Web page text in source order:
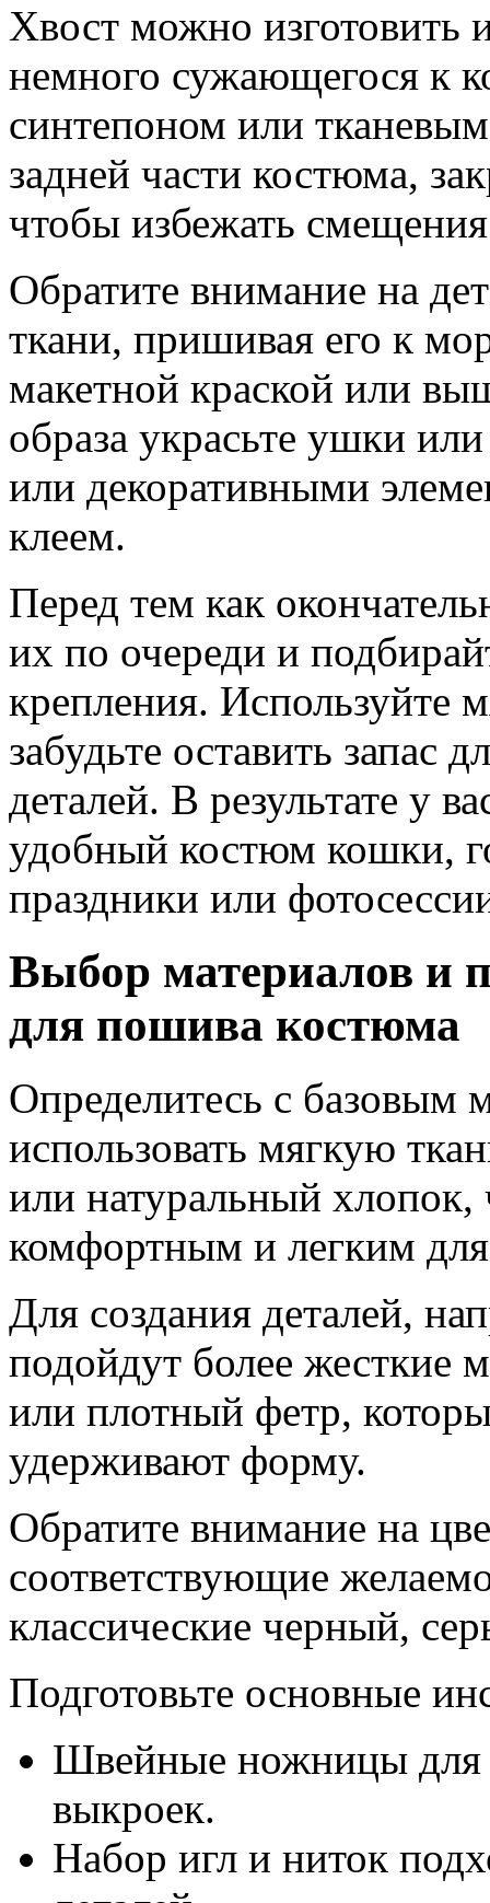
Хвост можно изготовить
немного сужающегося к
синтепоном или
задней части костюма,
чтобы избежать
Обратите внимание на
ткани, пришивая его к
макетной краской или
образа украсьте ушки
или декоративными
клеем.
Перед тем как
их по очереди и
крепления. Используйте
забудьте оставить запас
деталей. В результате у
удобный костюм кошки,
праздники или
Выбор материалов и
для пошива костюма
Определитесь с базовым
использовать мягкую
или натуральный
комфортным и легким
Для создания деталей,
подойдут более жесткие
или плотный фетр,
удерживают форму.
Обратите внимание на
соответствующие
классические черный,
Подготовьте основные
Швейные ножницы для
выкроек.
Набор игл и ниток